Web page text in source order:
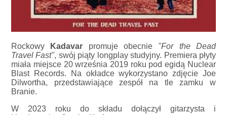
Rockowy Kadavar promuje obecnie "For the Dead
Travel Fast", swój piąty longplay studyjny. Premiera płyty
miała miejsce 20 września 2019 roku pod egidą Nuclear
Blast Records. Na okładce wykorzystano zdjęcie Joe
Dilwortha, przedstawiające zespół na tle zamku w
Branie.
W 2023 roku do składu dołączył gitarzysta i